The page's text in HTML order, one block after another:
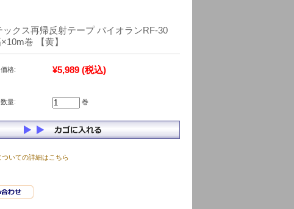
ックス再帰反射テープ パイオランRF-30
巻 【黄】
価格: ¥5,989 (税込)
数量: 巻
ついての詳細はこちら